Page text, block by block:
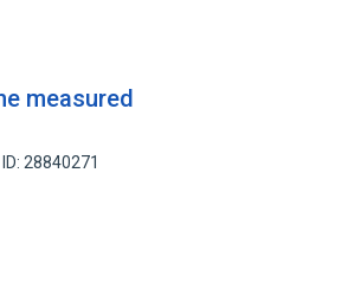
measured
28840271